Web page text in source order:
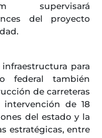
supervisará
del proyecto
para
federal también
de carreteras
de 18
del estado y la
estratégicas, entre